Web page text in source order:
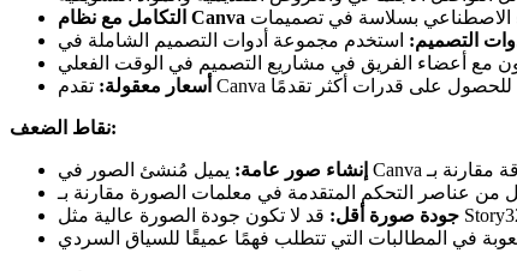
التصميم:
أسعار معقولة:
نقاط الضعف:
إنشاء صور عامة:
جودة صورة أقل: